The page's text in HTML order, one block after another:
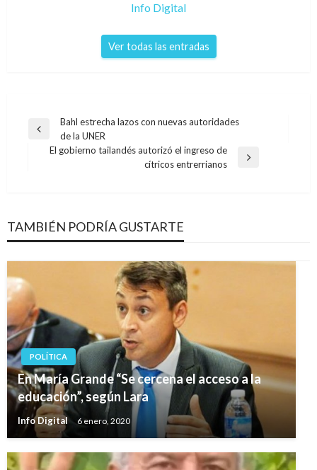
Info Digital
Ver todas las entradas
Navegación
Entrada
anterior
Bahl estrecha lazos con nuevas autoridades
de la UNER
El gobierno tailandés autorizó el ingreso de
cítricos entrerrianos
TAMBIÉN PODRÍA GUSTARTE
POLÍTICA
En María Grande “Se cercena el acceso a la
educación”, según Lara
Info Digital 6 enero, 2020